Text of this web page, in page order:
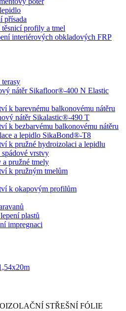
přísada
profily a tmel
interiérových obkladových FRP
nátěr Sikafloor®-400 N Elastic
k barevnému balkonovému nátěru
nátěr Sikalastic®-490 T
k bezbarvému balkonovému nátěru
a lepidlo SikaBond®-T8
k pružné hydroizolaci a lepidlu
vrstvy
a pružné tmely
k pružným tmelům
k okapovým profilům
plastů
impregnaci
STŘEŠNÍ FÓLIE